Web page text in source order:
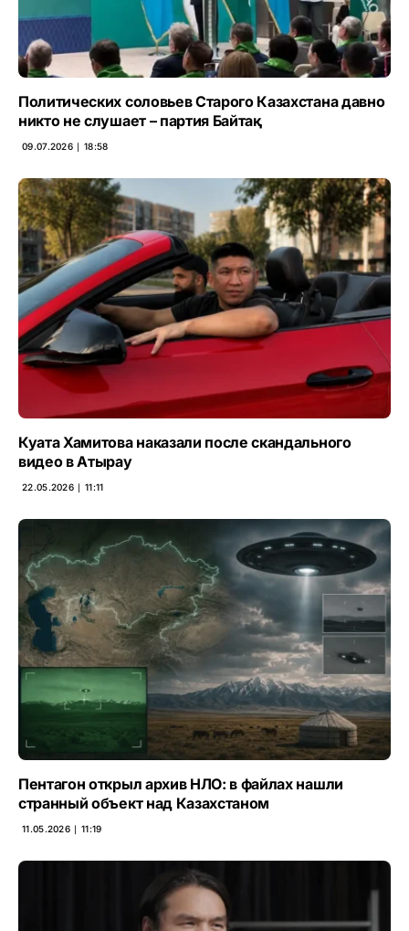
Политических соловьев Старого Казахстана давно
никто не слушает – партия Байтақ
09.07.2026 ∣ 18:58
Куата Хамитова наказали после скандального
видео в Атырау
22.05.2026 ∣ 11:11
Пентагон открыл архив НЛО: в файлах нашли
странный объект над Казахстаном
11.05.2026 ∣ 11:19